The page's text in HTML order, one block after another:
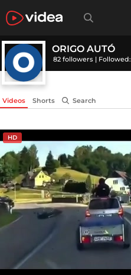
ORIGO AUTÓ
82 followers | Followed:
Videos Shorts Search
HD